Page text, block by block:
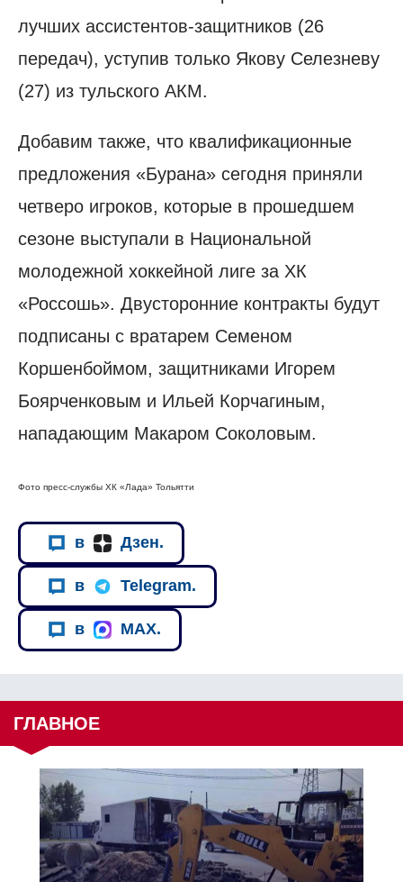
лучших ассистентов-защитников (26
передач), уступив только Якову Селезневу
(27) из тульского АКМ.
Добавим также, что квалификационные
предложения «Бурана» сегодня приняли
четверо игроков, которые в прошедшем
сезоне выступали в Национальной
молодежной хоккейной лиге за ХК
«Россошь». Двусторонние контракты будут
подписаны с вратарем Семеном
Коршенбоймом, защитниками Игорем
Боярченковым и Ильей Корчагиным,
нападающим Макаром Соколовым.
Фото пресс-службы ХК «Лада» Тольятти
в Дзен.
в Telegram.
в MAX.
ГЛАВНОЕ